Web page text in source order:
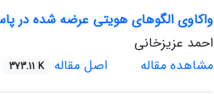
واکاوی الگوهای هویتی عرضه شده در
احمد عزیزخانی
مشاهده مقاله
اصل مقاله 373.11 K